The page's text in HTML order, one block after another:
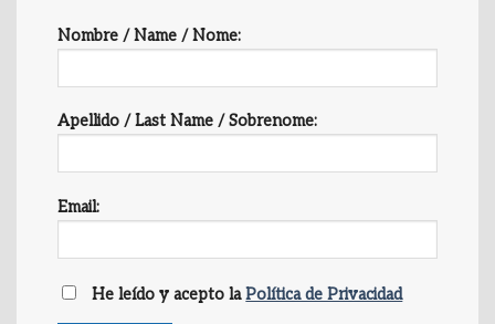
Nombre / Name / Nome:
Apellido / Last Name / Sobrenome:
Email:
He leído y acepto laPolítica de Privacidad